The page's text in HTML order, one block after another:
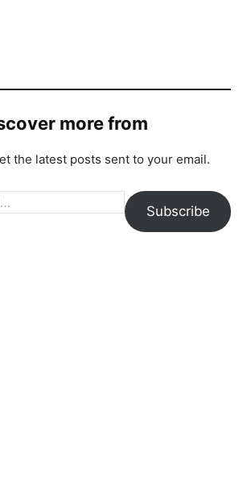
more from
the latest posts sent to your email.
Subscribe